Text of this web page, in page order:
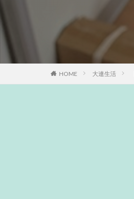
HOME 大連生活